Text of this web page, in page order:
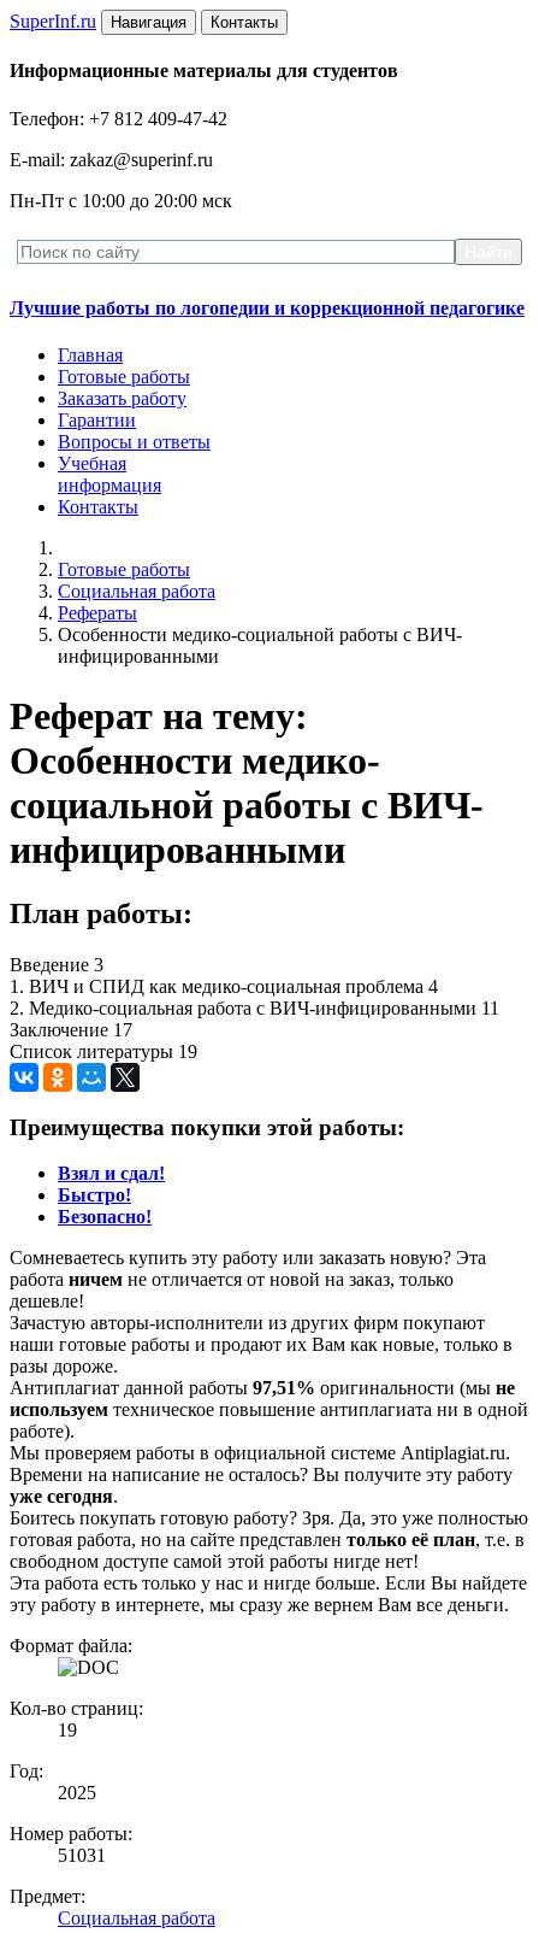
SuperInf.ru Навигация Контакты
Информационные материалы для студентов
Телефон: +7 812 409-47-42
E-mail: zakaz@superinf.ru
Пн-Пт с 10:00 до 20:00 мск
Лучшие работы по логопедии и коррекционной педагогике
Главная
Готовые работы
Заказать работу
Гарантии
Вопросы и ответы
Учебная
информация
Контакты
Готовые работы
Социальная работа
Рефераты
Особенности медико-социальной работы с ВИЧ-
инфицированными
Реферат на тему:
Особенности медико-
социальной работы с ВИЧ-
инфицированными
План работы:
Введение 3
1. ВИЧ и СПИД как медико-социальная проблема 4
2. Медико-социальная работа с ВИЧ-инфицированными 11
Заключение 17
Список литературы 19
Преимущества покупки этой работы:
Взял и сдал!
Быстро!
Безопасно!
Сомневаетесь купить эту работу или заказать новую? Эта
работа ничем не отличается от новой на заказ, только
дешевле!
Зачастую авторы-исполнители из других фирм покупают
наши готовые работы и продают их Вам как новые, только в
разы дороже.
Антиплагиат данной работы 97,51% оригинальности (мы не
используем техническое повышение антиплагиата ни в одной
работе).
Мы проверяем работы в официальной системе Аntiplagiat.ru.
Времени на написание не осталось? Вы получите эту работу
уже сегодня.
Боитесь покупать готовую работу? Зря. Да, это уже полностью
готовая работа, но на сайте представлен только её план, т.е. в
свободном доступе самой этой работы нигде нет!
Эта работа есть только у нас и нигде больше. Если Вы найдете
эту работу в интернете, мы сразу же вернем Вам все деньги.
Формат файла:
Кол-во страниц:
19
Год:
2025
Номер работы:
51031
Предмет:
Социальная работа